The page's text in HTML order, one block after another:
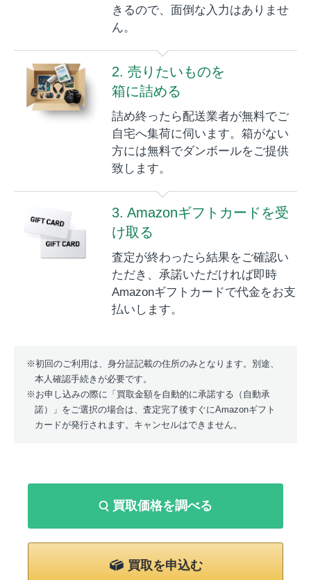
きるので、面倒な入力はありませ
ん。
2. 売りたいものを
箱に詰める
詰め終ったら配送業者が無料でご
自宅へ集荷に伺います。箱がない
方には無料でダンボールをご提供
致します。
3. Amazonギフトカードを受
け取る
査定が終わったら結果をご確認い
ただき、承諾いただければ即時
Amazonギフトカードで代金をお支
払いします。
初回のご利用は、身分証記載の住所のみとなります。別途、
本人確認手続きが必要です。
お申し込みの際に「買取金額を自動的に承諾する（自動承
諾）」をご選択の場合は、査定完了後すぐにAmazonギフト
カードが発行されます。キャンセルはできません。
買取価格を調べる
買取を申込む